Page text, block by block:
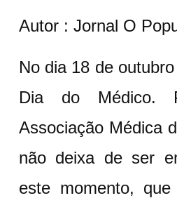
Autor : Jornal O
No dia 18 de
Dia do Médico.
Associação Médica
não deixa de ser
este momento,